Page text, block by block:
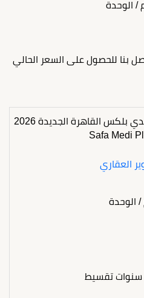
/ الوحدة
بنا للحصول على السعر الحالي
مشروع صفا ميدي بلكس القاهرة الجديدة 2026
Safa Medi
العقاري
/ الوحدة